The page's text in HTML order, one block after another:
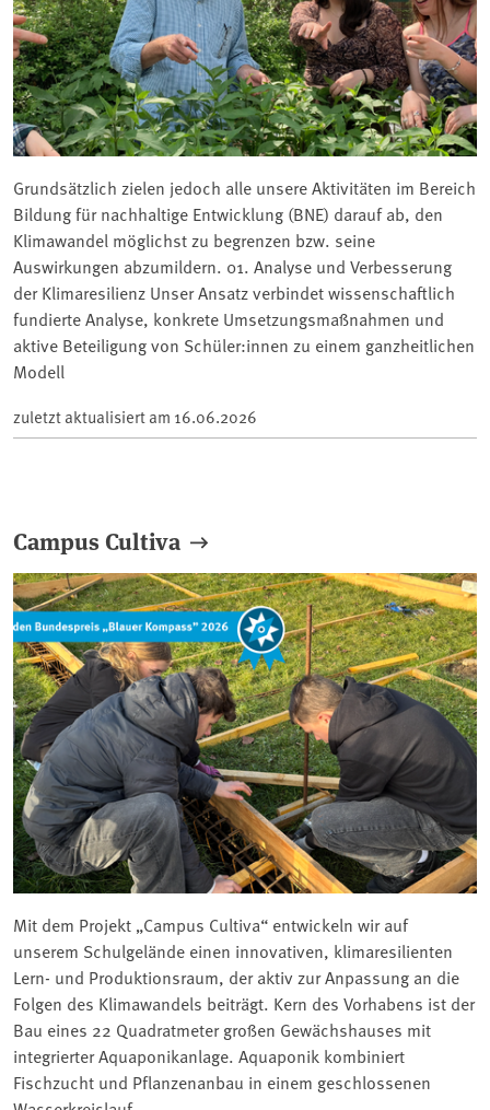
Grundsätzlich zielen jedoch alle unsere Aktivitäten im Bereich
Bildung für nachhaltige Entwicklung (BNE) darauf ab, den
Klimawandel möglichst zu begrenzen bzw. seine
Auswirkungen abzumildern. 01. Analyse und Verbesserung
der Klimaresilienz Unser Ansatz verbindet wissenschaftlich
fundierte Analyse, konkrete Umsetzungsmaßnahmen und
aktive Beteiligung von Schüler:innen zu einem ganzheitlichen
Modell
zuletzt aktualisiert am 16.06.2026
Campus Cultiva
Mit dem Projekt „Campus Cultiva“ entwickeln wir auf
unserem Schulgelände einen innovativen, klimaresilienten
Lern- und Produktionsraum, der aktiv zur Anpassung an die
Folgen des Klimawandels beiträgt. Kern des Vorhabens ist der
Bau eines 22 Quadratmeter großen Gewächshauses mit
integrierter Aquaponikanlage. Aquaponik kombiniert
Fischzucht und Pflanzenanbau in einem geschlossenen